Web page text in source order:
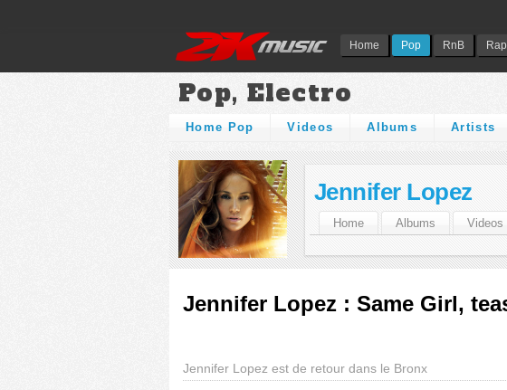
Home Pop RnB
Pop, Electro
Home Pop Videos Albums Artists
Jennifer Lopez
Home Albums Videos
Jennifer Lopez : Same Girl,
Jennifer Lopez est de retour dans le Bronx